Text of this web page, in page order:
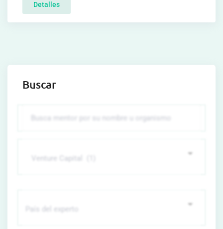
Detalles
Buscar